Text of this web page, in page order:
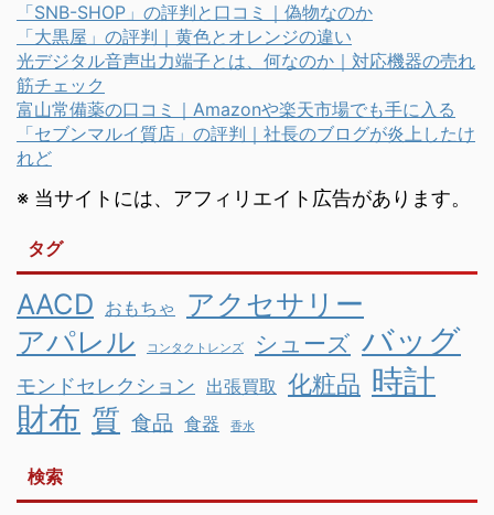
「SNB-SHOP」の評判と口コミ｜偽物なのか
「大黒屋」の評判｜黄色とオレンジの違い
光デジタル音声出力端子とは、何なのか｜対応機器の売れ
筋チェック
富山常備薬の口コミ｜Amazonや楽天市場でも手に入る
「セブンマルイ質店」の評判｜社長のブログが炎上したけ
れど
※ 当サイトには、アフィリエイト広告があります。
タグ
AACD おもちゃ
アクセサリー
アパレル
コンタクトレンズ シューズ バッグ
モンドセレクション 出張買取 化粧品 時計
財布 質 食品 食器 香水
検索